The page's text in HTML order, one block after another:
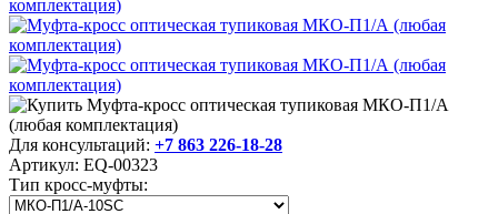
Для консультаций: +7 863 226-18-28
Артикул: EQ-00323
Тип кросс-муфты: